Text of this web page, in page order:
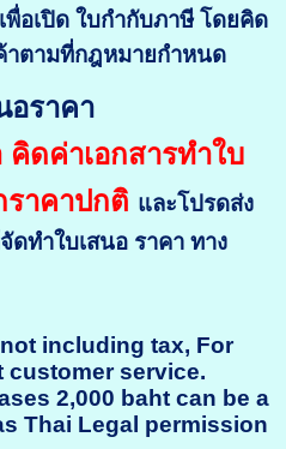
อเปิด ใบกำกับภาษี โดยคิด
าตามที่กฎหมายกำหนด
อราคา
คิดค่าเอกสารทำใบ
ราคาปกติ และโปรดส่ง
ดทำใบเสนอ ราคา ทาง
including tax, For
customer service.
2,000 baht can be a
Thai Legal permission